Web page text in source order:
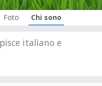
Foto Chi sono
italiano e